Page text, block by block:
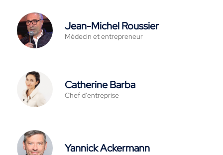
Jean-Michel Roussier
Médecin et entrepreneur
Catherine Barba
Chef d’entreprise
Yannick Ackermann